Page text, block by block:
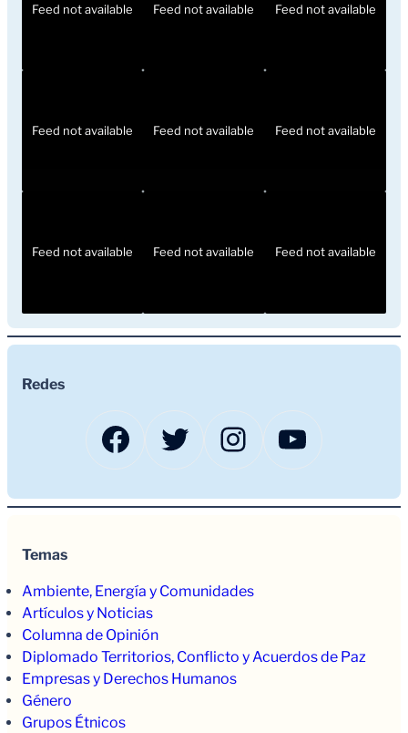
Feed not available Feed not available Feed not available
Feed not available Feed not available Feed not available
Feed not available Feed not available Feed not available
Redes
Facebook
TwitterInstagram
Temas
Ambiente, Energía y Comunidades
Artículos y Noticias
Columna de Opinión
Diplomado Territorios, Conflicto y Acuerdos de Paz
Empresas y Derechos Humanos
Género
Grupos Étnicos